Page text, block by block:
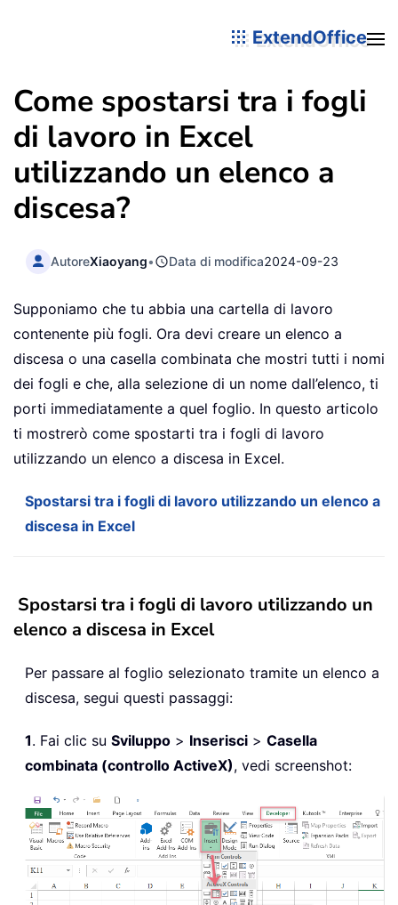
ExtendOffice
Come spostarsi tra i fogli
di lavoro in Excel
utilizzando un elenco a
discesa?
AutoreXiaoyang• Data di modifica2024-09-23
Supponiamo che tu abbia una cartella di lavoro
contenente più fogli. Ora devi creare un elenco a
discesa o una casella combinata che mostri tutti i nomi
dei fogli e che, alla selezione di un nome dall’elenco, ti
porti immediatamente a quel foglio. In questo articolo
ti mostrerò come spostarti tra i fogli di lavoro
utilizzando un elenco a discesa in Excel.
Spostarsi tra i fogli di lavoro utilizzando un elenco a
discesa in Excel
Spostarsi tra i fogli di lavoro utilizzando un
elenco a discesa in Excel
Per passare al foglio selezionato tramite un elenco a
discesa, segui questi passaggi:
1. Fai clic su Sviluppo > Inserisci > Casella
combinata (controllo ActiveX), vedi screenshot: